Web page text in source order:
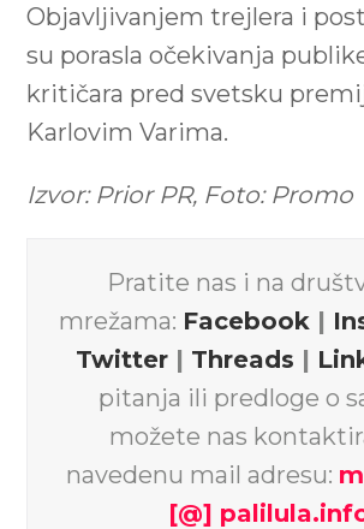
Objavljivanjem trejlera i
su porasla očekivanja
kritičara pred svetsku
Karlovim Varima.
Izvor: Prior PR, Foto: Promo
Pratite nas i na
mrežama: Facebook |
Twitter | Threads |
pitanja ili predloge o
možete nas
navedenu mail adresu:
[@]